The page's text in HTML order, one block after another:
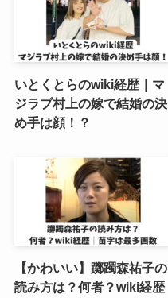
いとくとらのwiki経歴｜マ
ジラブ村上の嫁で結婚の決
め手は顔！？
【かわいい】躑躅森祐子の
読み方は？何者？wiki経歴